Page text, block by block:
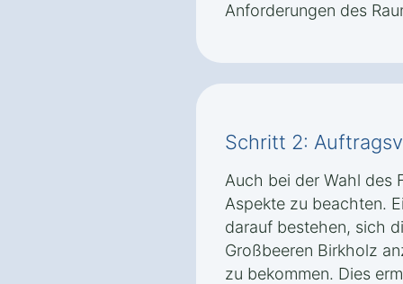
Anforderungen des
Schritt 2:
Auch bei der Wahl des
Aspekte zu beachten.
darauf bestehen, sich
Großbeeren Birkholz
zu bekommen. Dies